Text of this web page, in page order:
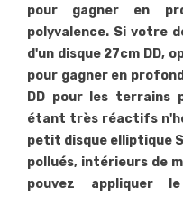
pour gagner en
polyvalence. Si votre
d'un disque 27cm DD,
pour gagner en
DD pour les terrains
étant très réactifs
petit disque elliptique
pollués, intérieurs de
pouvez appliquer